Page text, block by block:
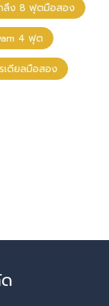
ลึง 8 ฟุตมือสอง
4 ฟุต
รเดียลมือสอง